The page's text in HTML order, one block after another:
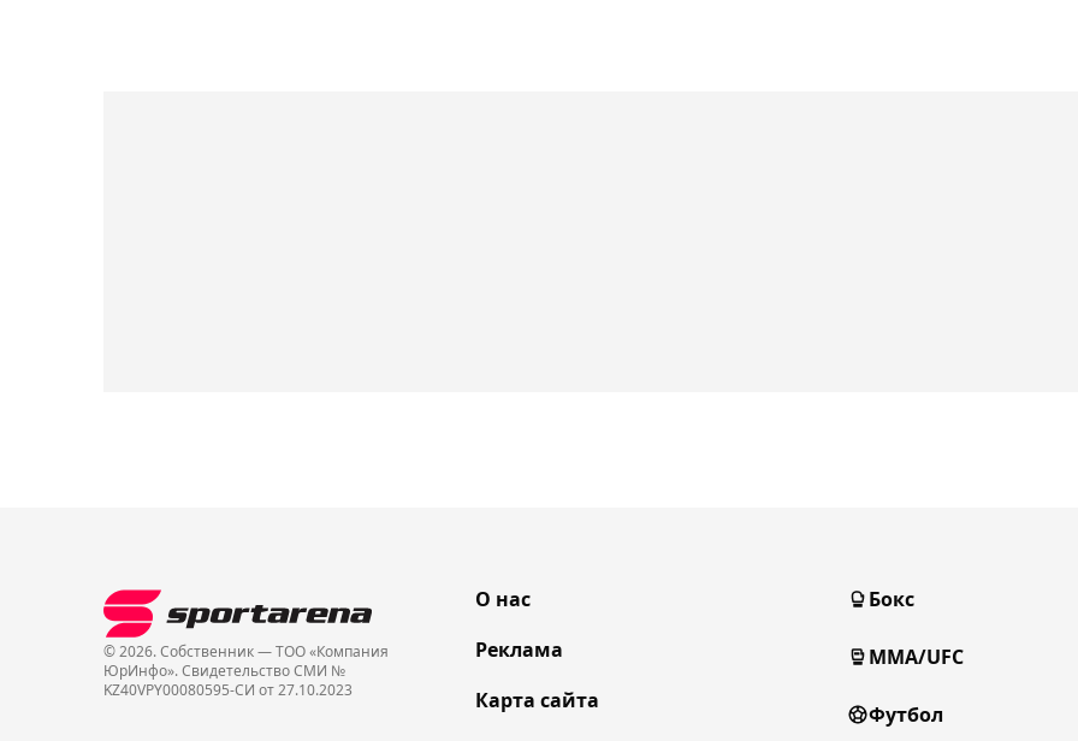
© 2026. Собственник — ТОО «Компания
ЮрИнфо». Cвидетельство СМИ №
KZ40VPY00080595-СИ от 27.10.2023
О нас
Реклама
Карта сайта
Бокс
MMA/UFC
Футбол